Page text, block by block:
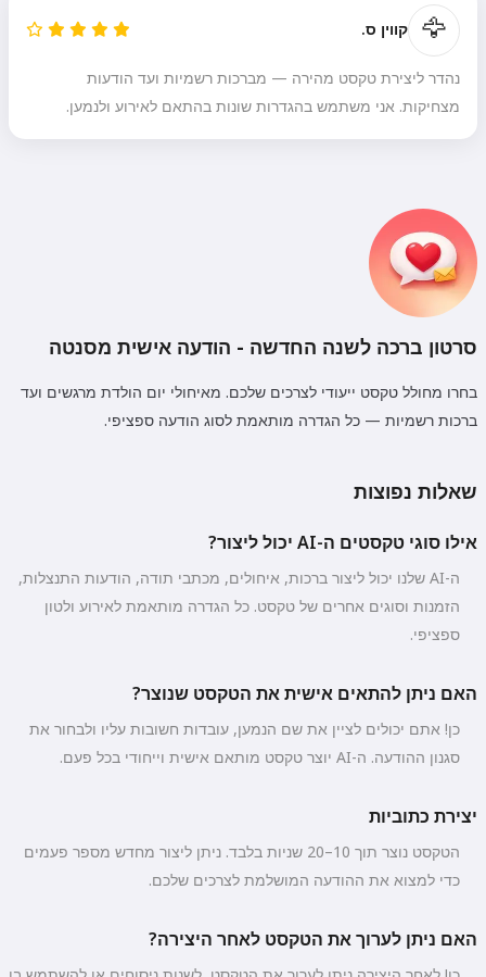
🦅 קווין ס.
נהדר ליצירת טקסט מהירה — מברכות רשמיות ועד הודעות
מצחיקות. אני משתמש בהגדרות שונות בהתאם לאירוע ולנמען.
סרטון ברכה לשנה החדשה - הודעה אישית מסנטה
בחרו מחולל טקסט ייעודי לצרכים שלכם. מאיחולי יום הולדת מרגשים ועד
ברכות רשמיות — כל הגדרה מותאמת לסוג הודעה ספציפי.
שאלות נפוצות
אילו סוגי טקסטים ה-AI יכול ליצור?
ה-AI שלנו יכול ליצור ברכות, איחולים, מכתבי תודה, הודעות התנצלות,
הזמנות וסוגים אחרים של טקסט. כל הגדרה מותאמת לאירוע ולטון
ספציפי.
האם ניתן להתאים אישית את הטקסט שנוצר?
כן! אתם יכולים לציין את שם הנמען, עובדות חשובות עליו ולבחור את
סגנון ההודעה. ה-AI יוצר טקסט מותאם אישית וייחודי בכל פעם.
יצירת כתוביות
הטקסט נוצר תוך 10–20 שניות בלבד. ניתן ליצור מחדש מספר פעמים
כדי למצוא את ההודעה המושלמת לצרכים שלכם.
האם ניתן לערוך את הטקסט לאחר היצירה?
אני יכול ליצור שירים, לכתוב שירים
נסה בחינם
אני מקבל:תנאי שירות,